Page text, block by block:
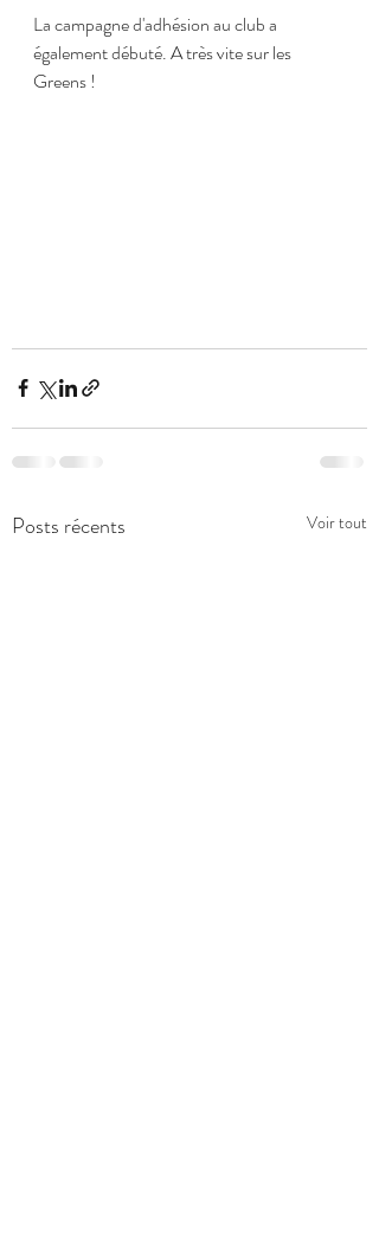
La campagne d'adhésion au club a
également débuté. A très vite sur les
Greens !
Posts récents Voir tout